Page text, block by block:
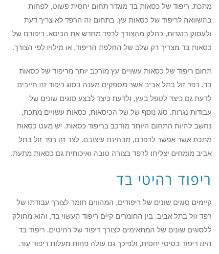
מתכת. ריפוד של כסאות בד מוגדר תחום יחסית פשוט, לפחות
בהשוואה לריפוד של כסאות עץ. בתחום זה הרפד לא צריך דעת
ולעסוק בנגרות, כחלק מהצורך לרפד מחדש את הכיסא. ריפודם של
כסאות בד מצריך רק שלב של החלפת הריפוד, או מילויו לפי הצורך.
תחום ריפוד של כסאות עשויים עץ מורכב יותר מריפוד של כסאות
בד. רפד זול בתל אביב אשר מספקים מענה בסוג ריפוד זה חייבים
לדעת גם כיצד לטפל בעץ, ולדעת כיצד לבצע סוגים שונים של
עבודות נגרות. סוג נוסף של של הכיסאות, כסאות עשויים מתכת,
נחשב להיות התחום היותר מורכב בריפוד כסאות. יש מעט כסאות
מתכת אשר אפשר לרפדם, מבחינת עיצובם. לצד זה רפד זול בתל
אביב מומחים יצליחו לרפד בצורה טובה ואיכותית גם כסאות מתעת.
ריפוד רהיטי בד
קיימים סוגים שונים של ריפודים, המהווים חומר לצורך עבודתו של
רפד זול בתל אביב. בין החומרים קיים ריפוד העשוי בד, והוא מחולק
ללסוגים שונים של המתאימים לצורך ריפוד של רהיטים. ריפוד בד
הינו ריפוד בסיסי יחסית, ולפיכך גם עולה פחות מעלות ריפוד עור.